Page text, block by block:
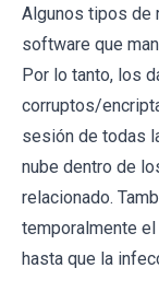
Algunos tipos de
software que
Por lo tanto, los
corruptos/
sesión de todas
nube dentro de
relacionado.
temporalmente
hasta que la